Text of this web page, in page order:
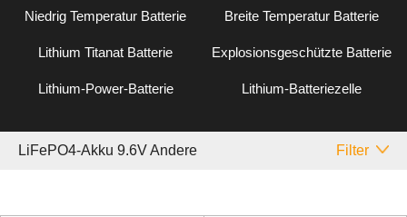
Niedrig Temperatur Batterie Breite Temperatur Batterie
Lithium Titanat Batterie Explosionsgeschützte Batterie
Lithium-Power-Batterie Lithium-Batteriezelle
LiFePO4-Akku 9.6V Andere Filter